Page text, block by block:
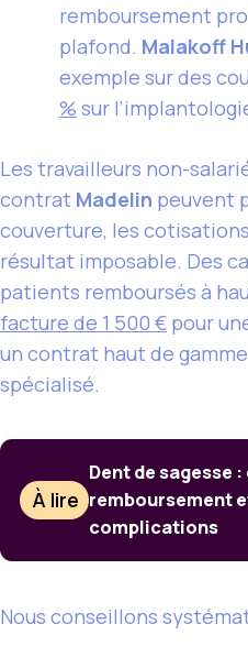
remboursement
plafond. Malakoff
exemple sur des
% sur
Les travailleurs non-
contrat Madelin peuvent
couverture, les
résultat imposable. Des
patients remboursés à
facture de 1 500 € pour
un contrat haut de
spécialisé.
À lire
Dent de sagesse
remboursement
complications
Nous conseillons